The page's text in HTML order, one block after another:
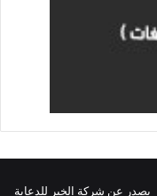
| يصدر عن شركة الخبر للدعاية